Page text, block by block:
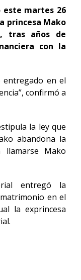
este martes 26
princesa Mako
tras años de
con la
entregado en el
confirmó a
la ley que
abandona la
Mako
entregó la
en el
la exprincesa